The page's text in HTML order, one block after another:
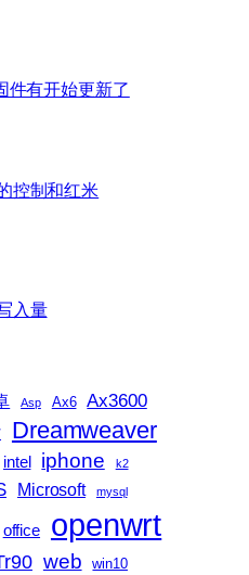
件有开始更新了
控制和红米
入量
Asp Ax6 Ax3600
Dreamweaver
intel iphone k2
Microsoft mysql
office openwrt
web win10